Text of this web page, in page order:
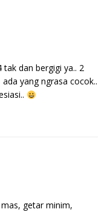
dan bergigi ya.. 2
yang ngrasa cocok..
getar minim,